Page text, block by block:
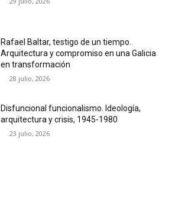
Rafael Baltar, testigo de un tiempo.
Arquitectura y compromiso en una Galicia
en transformación
28 julio, 2026
Disfuncional funcionalismo. Ideología,
arquitectura y crisis, 1945-1980
23 julio, 2026